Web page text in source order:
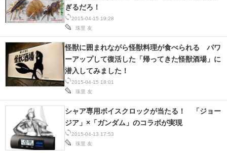
2015-04-15 19:28
珠里 友
ぎるだろ！
2015-04-15 18:01
珠里 友
怪獣に囲まれながら怪獣料理が食べられる パワ
ーアップして復活した「帰ってきた怪獣酒場」に
潜入してみました！
2015-04-13 17:53
珠里 友
シャア専用ボイスクロックが当たる！ 「ジョー
ジア」×「ガンダム」のコラボが実現